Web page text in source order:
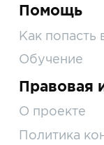
Помощь
Как попасть
Обучение
Правовая
О проекте
Политика